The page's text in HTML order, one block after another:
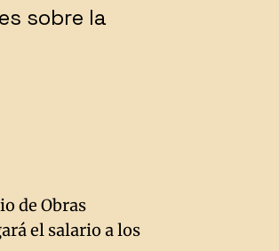
sobre la
de Obras
el salario a los